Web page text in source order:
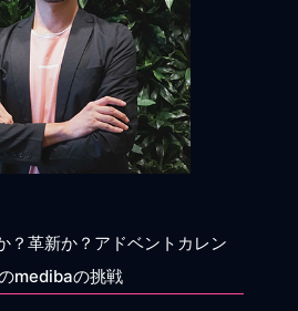
？革新か？アドベントカレン
medibaの挑戦